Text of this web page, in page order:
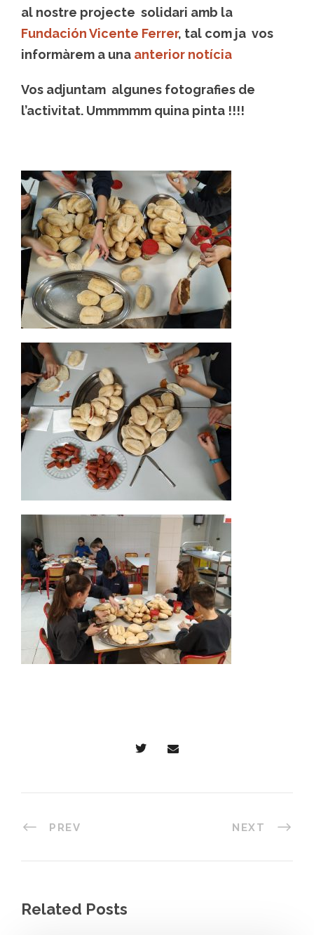
al nostre projecte solidari amb la
Fundación Vicente Ferrer, tal com ja vos
informàrem a una anterior notícia
Vos adjuntam algunes fotografies de
l’activitat. Ummmmm quina pinta !!!!
PREV NEXT
Related Posts